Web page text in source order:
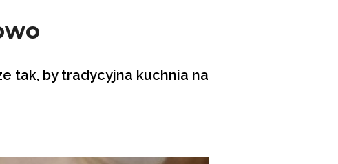
tak, by tradycyjna kuchnia na